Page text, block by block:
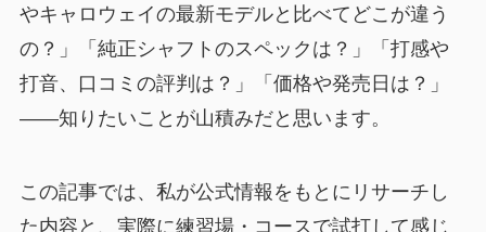
やキャロウェイの最新モデルと比べてどこが違う
の？」「純正シャフトのスペックは？」「打感や
打音、口コミの評判は？」「価格や発売日は？」
——知りたいことが山積みだと思います。
この記事では、私が公式情報をもとにリサーチし
た内容と、実際に練習場・コースで試打して感じ